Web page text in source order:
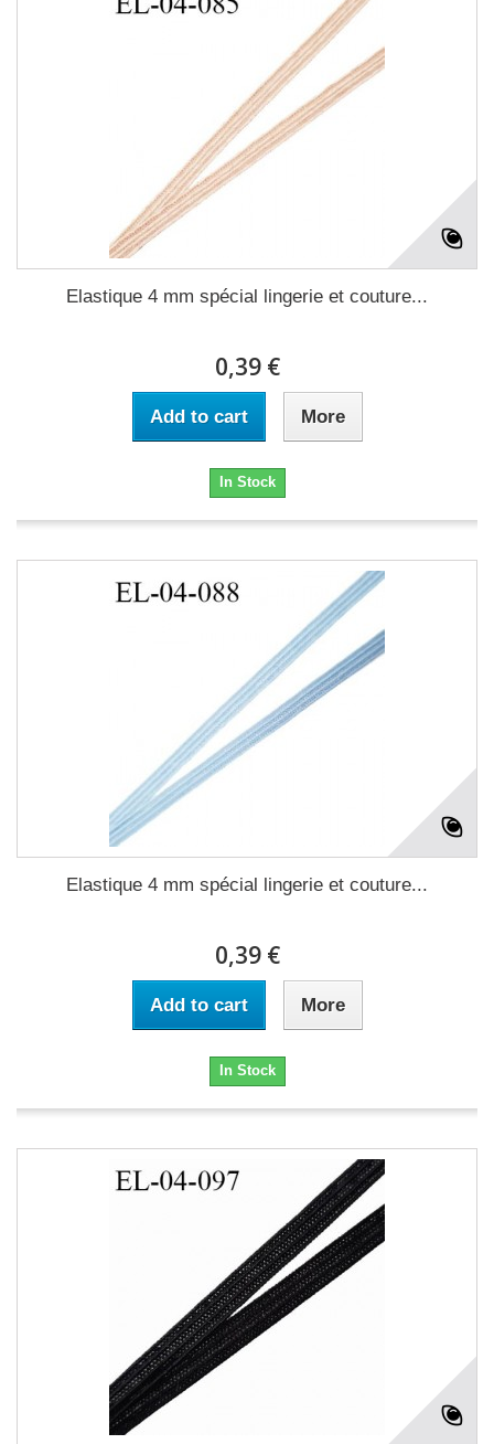
Elastique 4 mm spécial lingerie et couture...
0,39 €
Add to cart More
In Stock
Elastique 4 mm spécial lingerie et couture...
0,39 €
Add to cart More
In Stock